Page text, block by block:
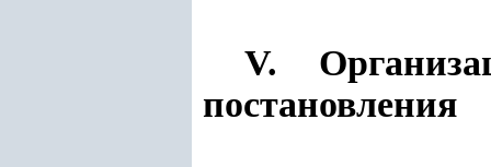
V.
постановления